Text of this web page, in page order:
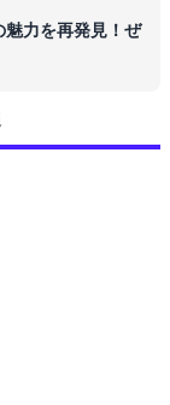
魅力を再発見！ぜ